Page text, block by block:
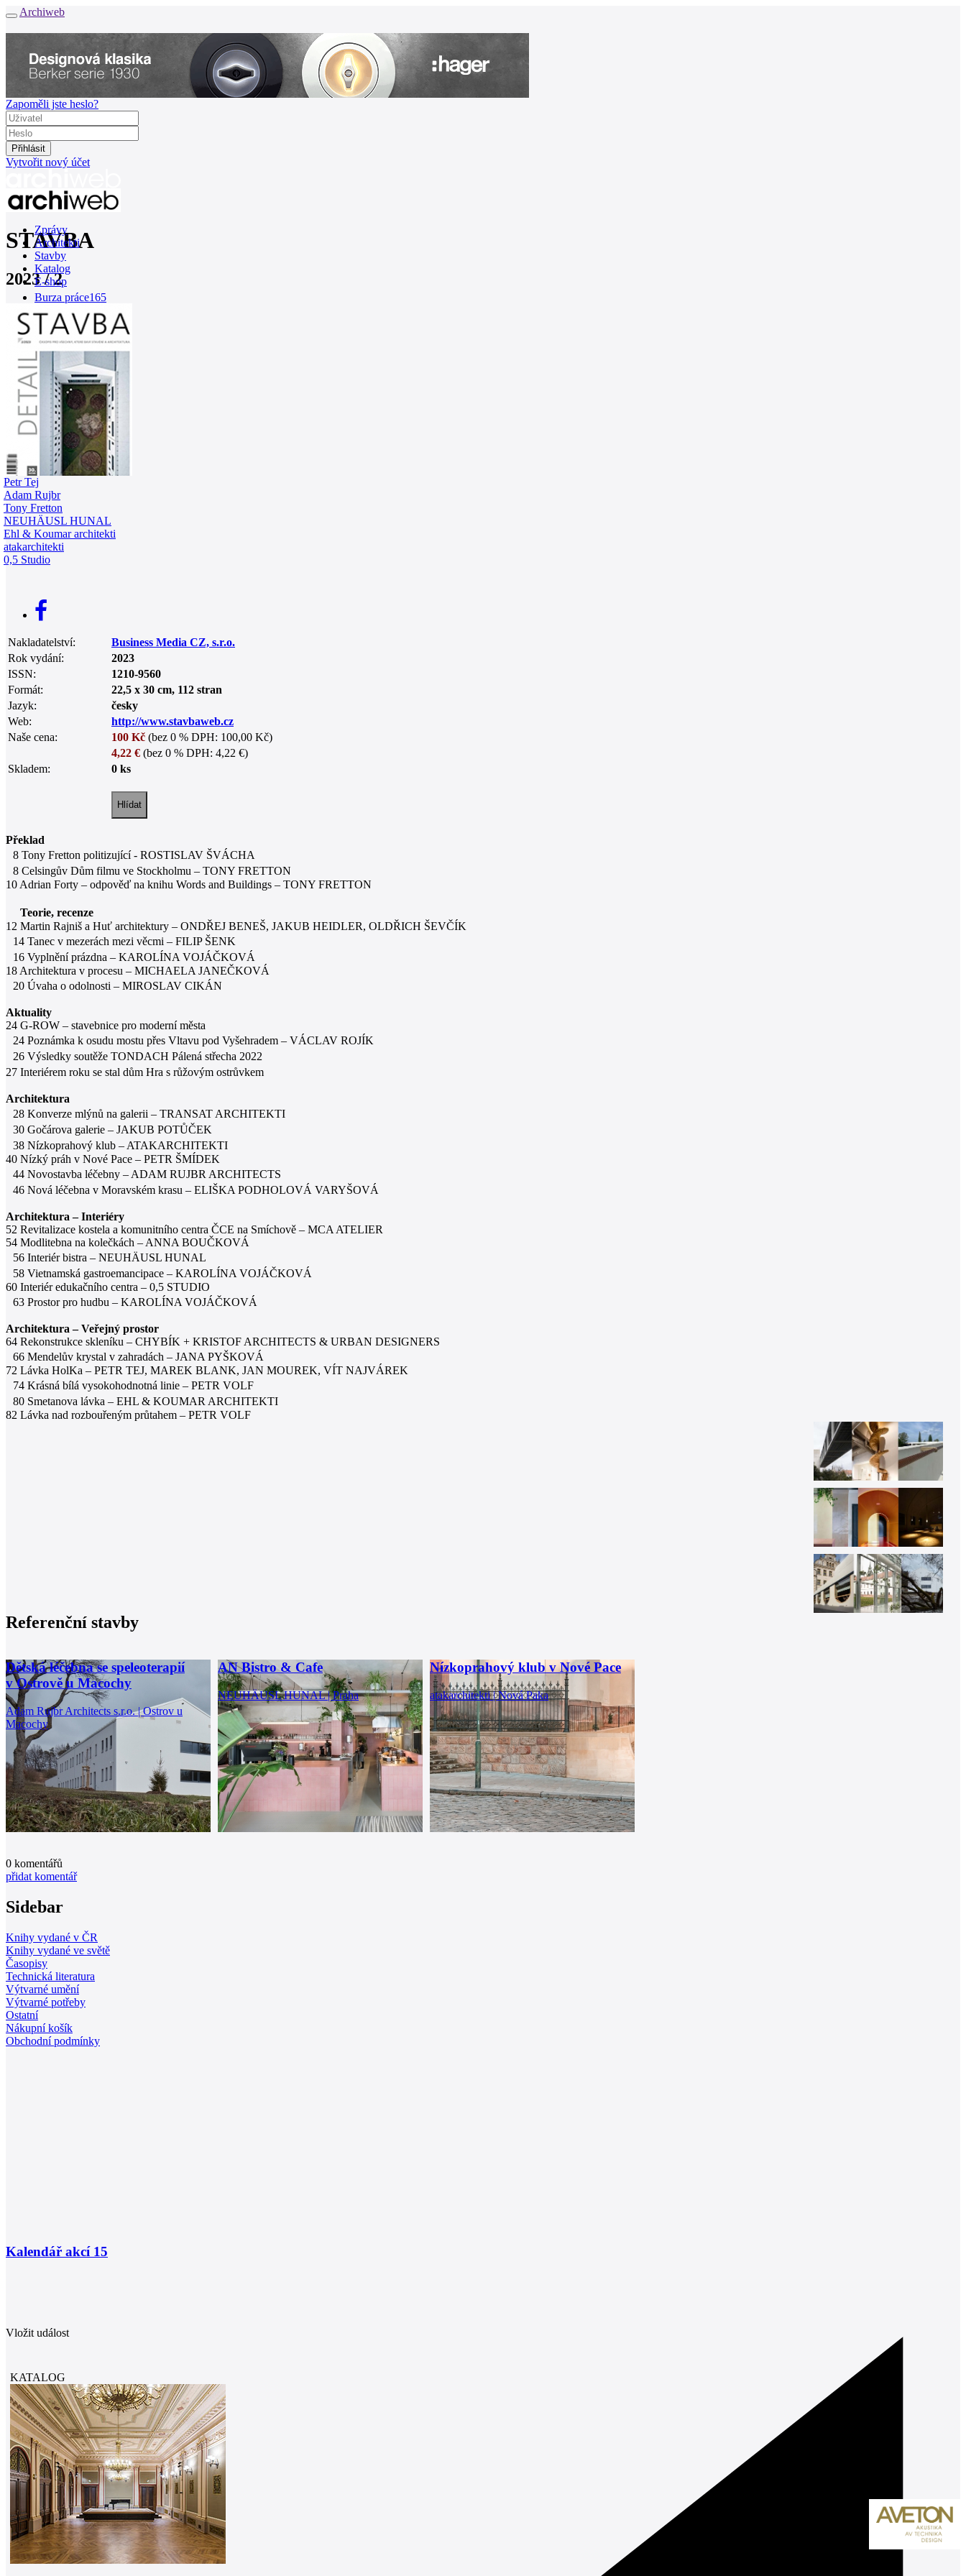
Archiweb
Zapoměli jste heslo?
Vytvořit nový účet
Zprávy
Architekti
Stavby
Katalog
E-shop
Burza práce165
0
STAVBA
2023 / 2
Petr Tej
Adam Rujbr
Tony Fretton
NEUHÄUSL HUNAL
Ehl & Koumar architekti
atakarchitekti
0,5 Studio
Nakladatelství:
Business Media CZ, s.r.o.
Rok vydání:
2023
ISSN:
1210-9560
Formát:
22,5 x 30 cm, 112 stran
Jazyk:
česky
Web:
http://www.stavbaweb.cz
Naše cena:
100 Kč (bez 0 % DPH: 100,00 Kč)
4,22 € (bez 0 % DPH: 4,22 €)
Skladem:
0 ks
Překlad
8 Tony Fretton politizující - ROSTISLAV ŠVÁCHA
8 Celsingův Dům filmu ve Stockholmu – TONY FRETTON
10 Adrian Forty – odpověď na knihu Words and Buildings – TONY FRETTON
Teorie, recenze
12 Martin Rajniš a Huť architektury – ONDŘEJ BENEŠ, JAKUB HEIDLER, OLDŘICH ŠEVČÍK
14 Tanec v mezerách mezi věcmi – FILIP ŠENK
16 Vyplnění prázdna – KAROLÍNA VOJÁČKOVÁ
18 Architektura v procesu – MICHAELA JANEČKOVÁ
20 Úvaha o odolnosti – MIROSLAV CIKÁN
Aktuality
24 G-ROW – stavebnice pro moderní města
24 Poznámka k osudu mostu přes Vltavu pod Vyšehradem – VÁCLAV ROJÍK
26 Výsledky soutěže TONDACH Pálená střecha 2022
27 Interiérem roku se stal dům Hra s růžovým ostrůvkem
Architektura
28 Konverze mlýnů na galerii – TRANSAT ARCHITEKTI
30 Gočárova galerie – JAKUB POTŮČEK
38 Nízkoprahový klub – ATAKARCHITEKTI
40 Nízký práh v Nové Pace – PETR ŠMÍDEK
44 Novostavba léčebny – ADAM RUJBR ARCHITECTS
46 Nová léčebna v Moravském krasu – ELIŠKA PODHOLOVÁ VARYŠOVÁ
Architektura – Interiéry
52 Revitalizace kostela a komunitního centra ČCE na Smíchově – MCA ATELIER
54 Modlitebna na kolečkách – ANNA BOUČKOVÁ
56 Interiér bistra – NEUHÄUSL HUNAL
58 Vietnamská gastroemancipace – KAROLÍNA VOJÁČKOVÁ
60 Interiér edukačního centra – 0,5 STUDIO
63 Prostor pro hudbu – KAROLÍNA VOJÁČKOVÁ
Architektura – Veřejný prostor
64 Rekonstrukce skleníku – CHYBÍK + KRISTOF ARCHITECTS & URBAN DESIGNERS
66 Mendelův krystal v zahradách – JANA PYŠKOVÁ
72 Lávka HolKa – PETR TEJ, MAREK BLANK, JAN MOUREK, VÍT NAJVÁREK
74 Krásná bílá vysokohodnotná linie – PETR VOLF
80 Smetanova lávka – EHL & KOUMAR ARCHITEKTI
82 Lávka nad rozbouřeným průtahem – PETR VOLF
Referenční stavby
Dětská léčebna se speleoterapií
v Ostrově u Macochy
Adam Rujbr Architects s.r.o. | Ostrov u
Macochy
AN Bistro & Cafe
NEUHÄUSL HUNAL | Praha
Nízkoprahový klub v Nové Pace
atakarchitekti | Nová Paka
0 komentářů
přidat komentář
Sidebar
Knihy vydané v ČR
Knihy vydané ve světě
Časopisy
Technická literatura
Výtvarné umění
Výtvarné potřeby
Ostatní
Nákupní košík
Obchodní podmínky
Kalendář akcí 15
Vložit událost
KATALOG